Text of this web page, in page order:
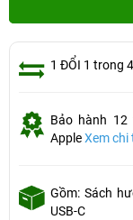
1 ĐỔI 1 trong
Bảo hành
AppleXem chi
Gồm: Sách
USB-C